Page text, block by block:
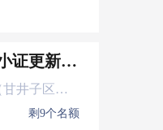
2026年8月22日 小证更新 Z01Z02Z04
大连职业技术学院（甘井子区大连北站）
剩9个名额